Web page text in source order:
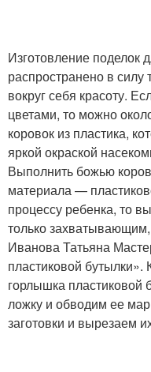
Бутылки в школу
Сад из пластиковых
бутылок
Изготовление поделок
распространено в силу
вокруг себя красоту.
цветами, то можно
коровок из пластика,
яркой окраской
Выполнить божью
материала —
процессу ребенка, то
только
Иванова Татьяна
пластиковой
горлышка пластиковой
ложку и обводим ее
заготовки и вырезаем